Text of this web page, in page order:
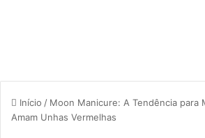
Início / Moon Manicure: A Tendência para
Amam Unhas Vermelhas